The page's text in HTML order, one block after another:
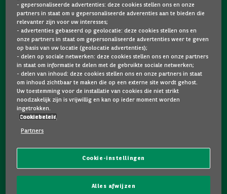
NEEM NU CONTACT OP MET ONS!
Een vraag?
Wij zijn er voor u.
Hebt u graag meer informatie over een model dat u
bevalt? Twijfelt u tussen twee tweedehandswagens?
Neem dan zeker contact op met ons. Wij staan klaar om
uw vragen te beantwoorden en u te helpen bij uw keuze.
NEEM CONTACT OP MET ONS!
- gepersonaliseerde advertenties: deze cookies stellen ons en onze
partners in staat om u gepersonaliseerde adverenties aan te bieden die
relevanter zijn voor uw interesses;
- advertenties gebaseerd op geolocatie: deze cookies stellen ons en
onze partners in staat om gepersonaliseerde advertenties weer te geven
op basis van uw locatie (geolocatie advertenties);
- delen op sociale netwerken: deze cookies stellen ons en onze partners
in staat om informatie te delen met de gebruikte sociale netwerken;
- delen van inhoud: deze cookies stellen ons en onze partners in staat
om inhoud zichtbaar te maken die op een externe site wordt gehost.
Uw toestemming voor de installatie van cookies die niet strikt
noodzakelijk zijn is vrijwillig en kan op ieder moment worden
ingetrokken.
Cookiebeleid
Partners
Cookie-instellingen
Alles afwijzen